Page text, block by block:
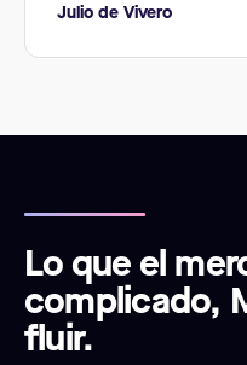
Julio de Vivero
Lo que el
complicado,
fluir.